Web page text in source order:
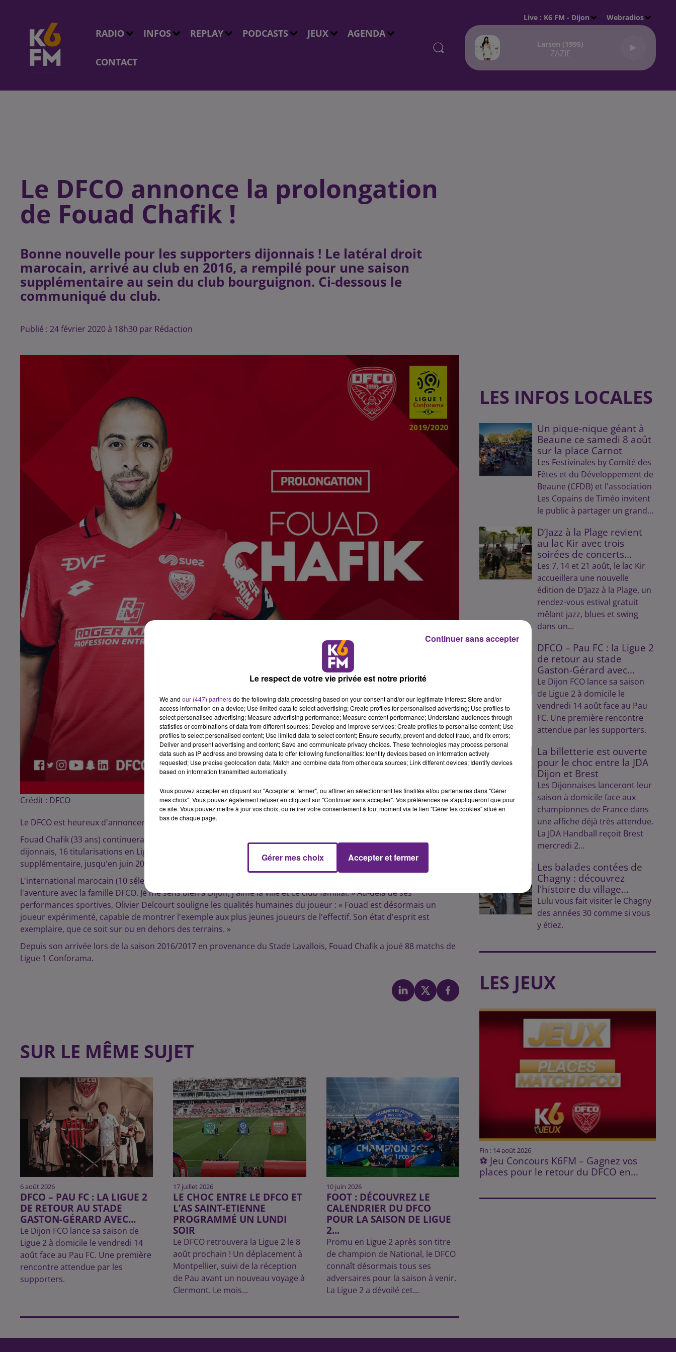
RADIO INFOS REPLAY PODCASTS JEUX AGENDA
CONTACT
Live : K6 FM - Dijon Webradios
Larsen (1995)
ZAZIE
Le DFCO annonce la prolongation
de Fouad Chafik !
Bonne nouvelle pour les supporters dijonnais ! Le latéral droit
marocain, arrivé au club en 2016, a rempilé pour une saison
supplémentaire au sein du club bourguignon. Ci-dessous le
communiqué du club.
Publié : 24 février 2020 à 18h30 par Rédaction
Crédit : DFCO
Le DFCO est heureux d'annoncer la prolongation de contrat de Fouad Chafik pour une saison supplémentaire.
Fouad Chafik (33 ans) continuera de porter le maillot dijonnais lors de la saison 2020/2021 ! Le latéral droit
dijonnais, 16 titularisations en Ligue 1 Conforama cette saison, a en effet prolongé son contrat d'une année
supplémentaire, jusqu'en juin 2021.
L'international marocain (10 sélections), arrivé au club en 2016, est satisfait : « Je suis très content de poursuivre
l'aventure avec la famille DFCO. Je me sens bien à Dijon, j'aime la ville et ce club familial. » Au-delà de ses
performances sportives, Olivier Delcourt souligne les qualités humaines du joueur : « Fouad est désormais un
joueur expérimenté, capable de montrer l'exemple aux plus jeunes joueurs de l'effectif. Son état d'esprit est
exemplaire, que ce soit sur ou en dehors des terrains. »
Depuis son arrivée lors de la saison 2016/2017 en provenance du Stade Lavallois, Fouad Chafik a joué 88 matchs de
Ligue 1 Conforama.
SUR LE MÊME SUJET
6 août 2026
DFCO – PAU FC : LA LIGUE 2
DE RETOUR AU STADE
GASTON-GÉRARD AVEC...
Le Dijon FCO lance sa saison de
Ligue 2 à domicile le vendredi 14
août face au Pau FC. Une première
rencontre attendue par les
supporters.
17 juillet 2026
LE CHOC ENTRE LE DFCO ET
L’AS SAINT-ETIENNE
PROGRAMMÉ UN LUNDI
SOIR
Le DFCO retrouvera la Ligue 2 le 8
août prochain ! Un déplacement à
Montpellier, suivi de la réception
de Pau avant un nouveau voyage à
Clermont. Le mois...
10 juin 2026
FOOT : DÉCOUVREZ LE
CALENDRIER DU DFCO
POUR LA SAISON DE LIGUE
2...
Promu en Ligue 2 après son titre
de champion de National, le DFCO
connaît désormais tous ses
adversaires pour la saison à venir.
La Ligue 2 a dévoilé cet...
LES INFOS LOCALES
Un pique-nique géant à
Beaune ce samedi 8 août
sur la place Carnot
Les Festivinales by Comité des
Fêtes et du Développement de
Beaune (CFDB) et l'association
Les Copains de Timéo invitent
le public à partager un grand...
D’Jazz à la Plage revient
au lac Kir avec trois
soirées de concerts...
Les 7, 14 et 21 août, le lac Kir
accueillera une nouvelle
édition de D’Jazz à la Plage, un
rendez-vous estival gratuit
mêlant jazz, blues et swing
dans un...
DFCO – Pau FC : la Ligue 2
de retour au stade
Gaston-Gérard avec...
Le Dijon FCO lance sa saison
de Ligue 2 à domicile le
vendredi 14 août face au Pau
FC. Une première rencontre
attendue par les supporters.
La billetterie est ouverte
pour le choc entre la JDA
Dijon et Brest
Les Dijonnaises lanceront leur
saison à domicile face aux
championnes de France dans
une affiche déjà très attendue.
La JDA Handball reçoit Brest
mercredi 2...
Les balades contées de
Chagny : découvrez
l'histoire du village...
Lulu vous fait visiter le Chagny
des années 30 comme si vous
y étiez.
LES JEUX
Fin : 14 août 2026
⚽ Jeu Concours K6FM – Gagnez vos
places pour le retour du DFCO en...
Le respect de votre vie privée est notre priorité
We and our (447) partnersdo the following data processing based on your consent and/or our legitimate interest: Store and/or
access information on a device; Use limited data to select advertising; Create profiles for personalised advertising; Use profiles to
select personalised advertising; Measure advertising performance; Measure content performance; Understand audiences through
statistics or combinations of data from different sources; Develop and improve services; Create profiles to personalise content; Use
profiles to select personalised content; Use limited data to select content; Ensure security, prevent and detect fraud, and fix errors;
Deliver and present advertising and content; Save and communicate privacy choices. These technologies may process personal
data such as IP address and browsing data to offer following functionalities: Identify devices based on information actively
requested; Use precise geolocation data; Match and combine data from other data sources; Link different devices; Identify devices
based on information transmitted automatically.
Vous pouvez accepter en cliquant sur "Accepter et fermer", ou affiner en sélectionnant les finalités et/ou partenaires dans "Gérer
mes choix". Vous pouvez également refuser en cliquant sur "Continuer sans accepter". Vos préférences ne s'appliqueront que pour
ce site. Vous pouvez mettre à jour vos choix, ou retirer votre consentement à tout moment via le lien "Gérer les cookies" situé en
bas de chaque page.
Gérer mes choix Accepter et fermer
Continuer sans accepter